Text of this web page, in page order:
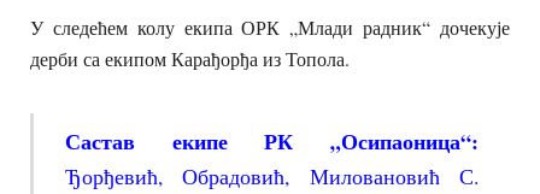
У следећем колу екипа ОРК „Млади радник“ дочекује
дерби са екипом Карађорђа из Топола.
Састав екипе РК „Осипаоница“:
Ђорђевић, Обрадовић, Миловановић С.